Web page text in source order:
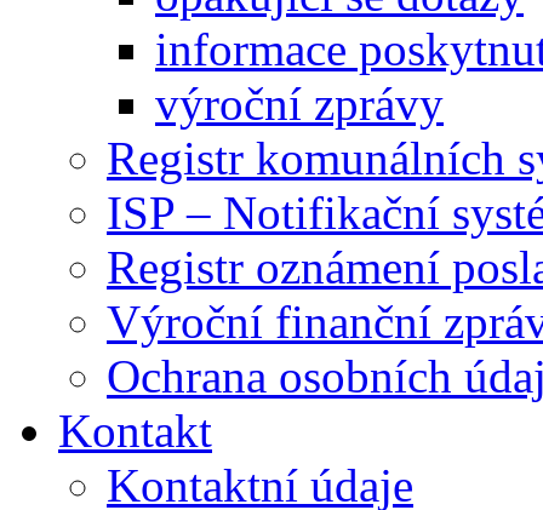
informace
výroční zprávy
Registr komunálních
ISP – Notifikační
Registr oznámení
Výroční finanční
Ochrana osobních
Kontakt
Kontaktní údaje